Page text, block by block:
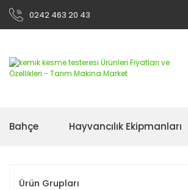
0242 463 20 43
Bahçe Hayvancılık Ekipmanları
Ürün Grupları